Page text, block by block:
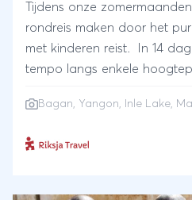
Tijdens onze
rondreis maken door het
met kinderen reist. In 14
tempo langs enkele
en olifanten en ontdek de
Mandalay en de
van Bagan. Je sluit de reis
vliegt naar de Thaise
Bagan, Yangon, Inle Lake,